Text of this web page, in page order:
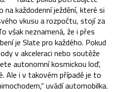
každodenní ježdění, které si
vkusu a rozpočtu, stojí za
však neznamená, že i přes
je Slate pro každého. Pokud
v akceleraci nebo soutěže
autonomní kosmickou loď,
Ale i v takovém případě je to
uvádí automobilka.